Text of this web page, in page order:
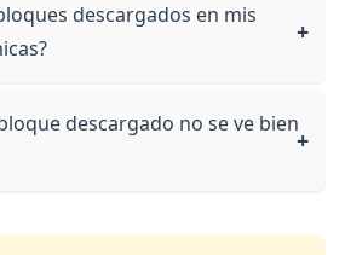
descargados en mis
descargado no se ve bien